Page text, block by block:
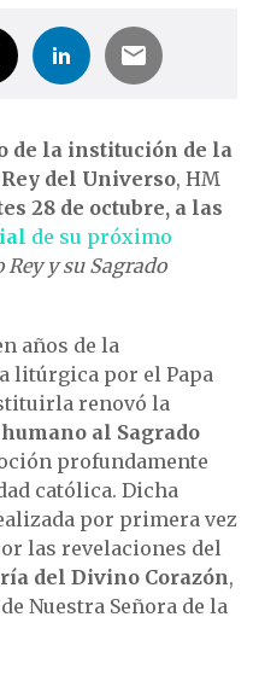
de la institución de la
del Universo, HM
28 de octubre, a las
de su próximo
Rey y su Sagrado
años de la
litúrgica por el Papa
renovó la
al Sagrado
profundamente
católica. Dicha
por primera vez
las revelaciones del
del Divino Corazón,
Nuestra Señora de la